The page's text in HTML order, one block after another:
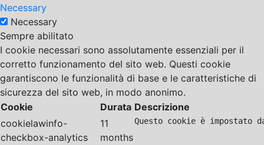
Necessary
Necessary
Sempre abilitato
I cookie necessari sono assolutamente essenziali per il
corretto funzionamento del sito web. Questi cookie
garantiscono le funzionalità di base e le caratteristiche di
sicurezza del sito web, in modo anonimo.
Cookie
Durata Descrizione
cookielawinfo-
checkbox-analytics
11
months
Questo cookie è